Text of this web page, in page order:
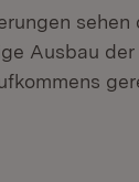
Ausbau